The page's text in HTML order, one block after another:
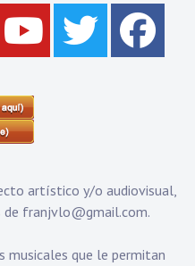
artístico y/o audiovisual,
franjvlo@gmail.com.
musicales que le permitan